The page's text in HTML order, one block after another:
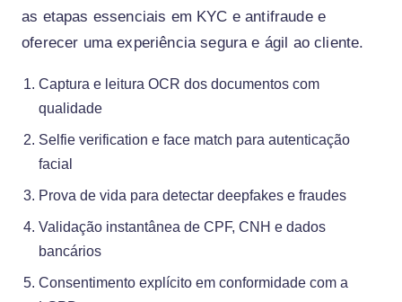
as etapas essenciais em KYC e antifraude e
oferecer uma experiência segura e ágil ao cliente.
Captura e leitura OCR dos documentos com
qualidade
Selfie verification e face match para autenticação
facial
Prova de vida para detectar deepfakes e fraudes
Validação instantânea de CPF, CNH e dados
bancários
Consentimento explícito em conformidade com a